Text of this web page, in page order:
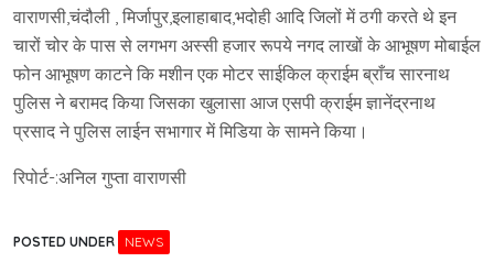
वाराणसी,चंदौली , मिर्जापुर,इलाहाबाद,भदोही आदि जिलों में ठगी करते थे इन
चारों चोर के पास से लगभग अस्सी हजार रूपये नगद लाखों के आभूषण मोबाईल
फोन आभूषण काटने कि मशीन एक मोटर साईकिल क्राईम ब्राँच सारनाथ
पुलिस ने बरामद किया जिसका खुलासा आज एसपी क्राईम ज्ञानेंद्रनाथ
प्रसाद ने पुलिस लाईन सभागार में मिडिया के सामने किया।
रिपोर्ट-:अनिल गुप्ता वाराणसी
POSTED UNDER NEWS